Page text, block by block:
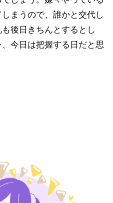
まうので、誰かと交代し
後日きちんとするとし
今日は把握する日だと思